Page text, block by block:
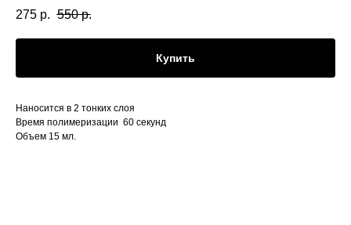
275 р. 550 р.
Купить
Наносится в 2 тонких слоя
Время полимеризации 60 секунд
Объем 15 мл.